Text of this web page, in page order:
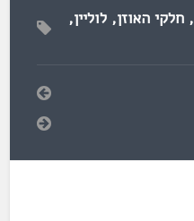
,חלקי האוזן,לוליין,